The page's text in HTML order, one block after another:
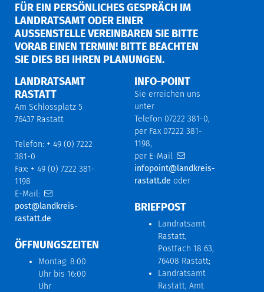
FÜR EIN PERSÖNLICHES GESPRÄCH IM
LANDRATSAMT ODER EINER
AUSSENSTELLE VEREINBAREN SIE BITTE V
ORAB EINEN TERMIN! BITTE BEACHTEN S
IE DIES BEI IHREN PLANUNGEN.
LANDRATSAMT
RASTATT
Am Schlossplatz 5
76437 Rastatt
Telefon: + 49 (0) 7222
381-0
Fax: + 49 (0) 7222 381-
1198
E-Mail:
post@landkreis-
rastatt.de
ÖFFNUNGSZEITEN
Montag: 8:00
Uhr bis 16:00
Uhr
INFO-POINT
Sie erreichen uns
unter
Telefon 07222 381-0,
per Fax 07222 381-
1198,
per E-Mail
infopoint@landkreis-
rastatt.de oder
BRIEFPOST
Landratsamt
Rastatt,
Postfach 18 63,
76408 Rastatt;
Landratsamt
Rastatt, Amt